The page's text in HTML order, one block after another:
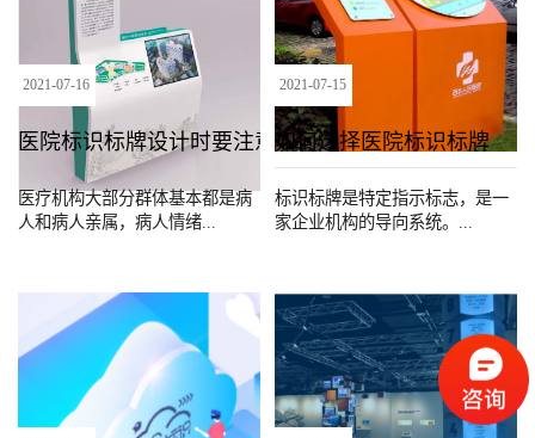
2021-07-16
医院标识标牌设计时要注意的点
医疗机构大部分群体基本都是病
人和病人亲属，病人情绪...
2021-07-15
如何选择医院标识标牌
标识标牌是特定指示标志，是一
家企业机构的导向系统。...